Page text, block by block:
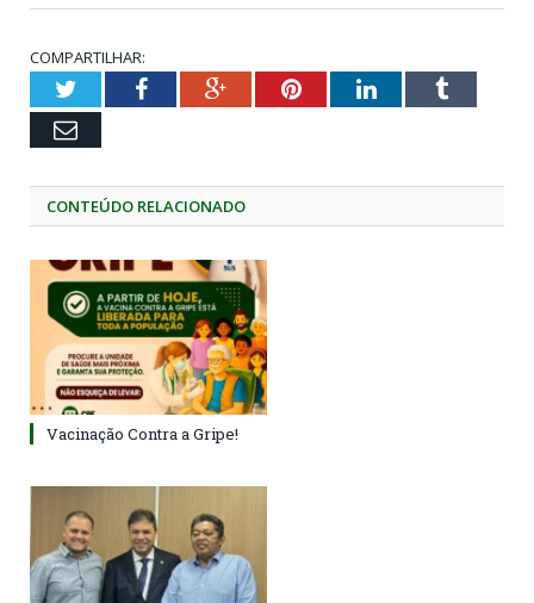
COMPARTILHAR:
TwitterFacebookGoogle+PinterestLinkedInTumblr
Email
CONTEÚDO RELACIONADO
Vacinação Contra a Gripe!